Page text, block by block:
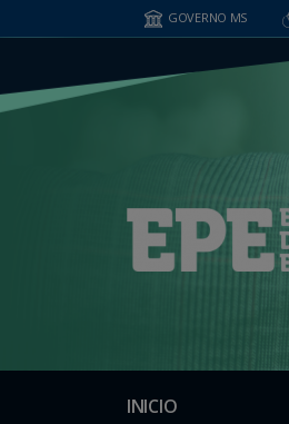
GOVERNO MS
INICIO